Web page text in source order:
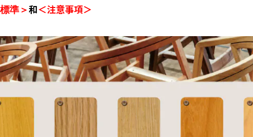
準＞和＜注意事項＞